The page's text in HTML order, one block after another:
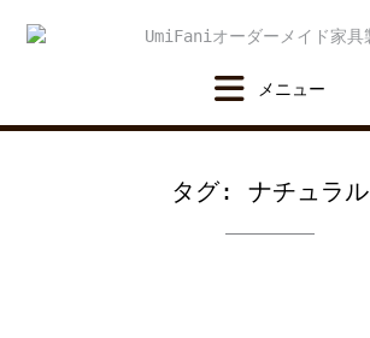
タグ: ナチュラル